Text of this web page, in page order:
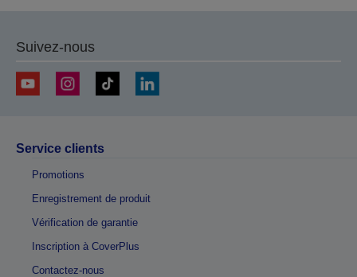
Suivez-nous
Service clients
Promotions
Enregistrement de produit
Vérification de garantie
Inscription à CoverPlus
Contactez-nous